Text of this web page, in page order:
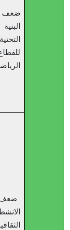
الرياضي
الانشطة